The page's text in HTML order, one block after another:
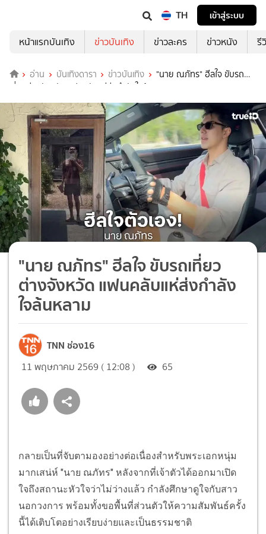
TH
เข้าสู่ระบบ
หน้าแรกบันเทิง
ข่าวบันเทิง ข่าวละคร ข่าวหนัง รี
อ่าน บันเทิงดารา ข่าวบันเทิง
"นาย ณภัทร" ฮีลใจ ขับรถ
เที่ยวต่างจังหวัด แฟนคลับแห่ส่งกำลังใจล้นหลาม
"นาย ณภัทร" ฮีลใจ ขับรถเที่ยว
ต่างจังหวัด แฟนคลับแห่ส่งกำลัง
ใจล้นหลาม
TNN ช่อง16
11 พฤษภาคม 2569 ( 12:08 ) 65
กลายเป็นที่จับตามองอย่างต่อเนื่องสำหรับพระเอกหนุ่ม
มากเสน่ห์ "นาย ณภัทร" หลังจากที่เจ้าตัวได้ออกมาเปิด
ใจถึงสถานะหัวใจว่าไม่ว่างแล้ว กำลังศึกษาดูใจกับสาว
นอกวงการ พร้อมทั้งขอพื้นที่ส่วนตัวให้ความสัมพันธ์ครั้ง
นี้ได้เติบโตอย่างเรียบง่ายและเป็นธรรมชาติ